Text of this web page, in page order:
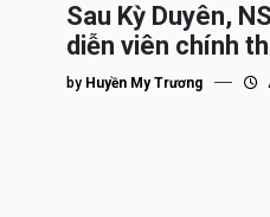
Sau Kỳ Duyên,
diễn viên chính
Em 3″
by Huyền My Trương